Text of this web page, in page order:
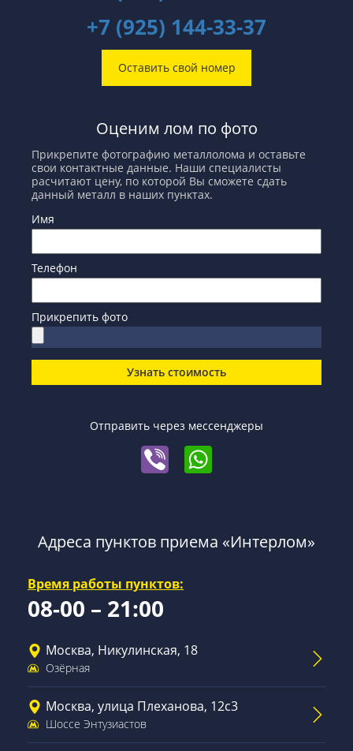
+7 (925) 144-33-37
Оставить свой номер
Оценим лом по фото
Прикрепите фотографию металлолома и оставьте
свои контактные данные. Наши специалисты
расчитают цену, по которой Вы сможете сдать
данный металл в наших пунктах.
Имя
Телефон
Прикрепить фото
Узнать стоимость
Отправить через мессенджеры
Адреса пунктов приема «Интерлом»
Время работы пунктов:
08-00 – 21:00
Москва, Никулинская, 18
Озёрная
Москва, улица Плеханова, 12с3
Шоссе Энтузиастов